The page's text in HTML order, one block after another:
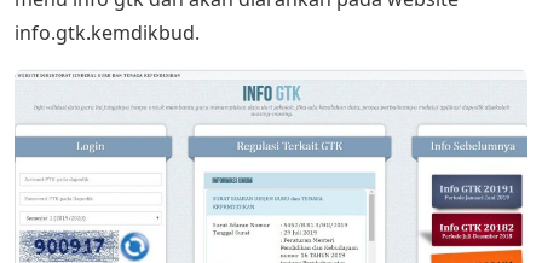
info.gtk.kemdikbud.